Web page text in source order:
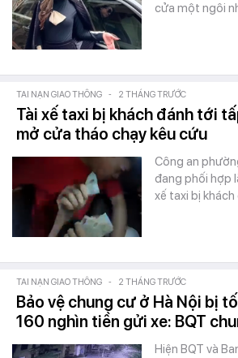
cửa một ngôi
TAI NẠN GIAO THÔNG - 2 THÁNG TRƯỚC
Tài xế taxi bị khách đánh tới
mở cửa tháo chạy kêu cứu
Công an
đang phối hợp
xế taxi bị
TAI NẠN GIAO THÔNG - 2 THÁNG TRƯỚC
Bảo vệ chung cư ở Hà Nội bị
160 nghìn tiền gửi xe: BQT
Hiện BQT và